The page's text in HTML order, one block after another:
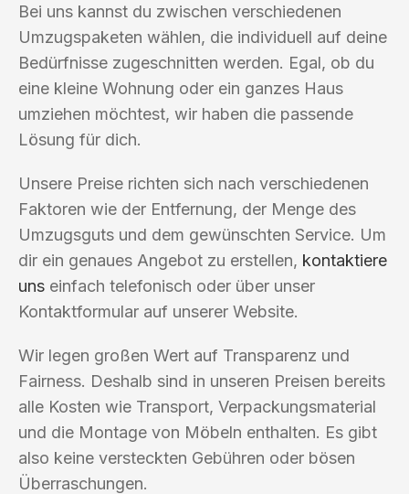
Bei uns kannst du zwischen verschiedenen
Umzugspaketen wählen, die individuell auf deine
Bedürfnisse zugeschnitten werden. Egal, ob du
eine kleine Wohnung oder ein ganzes Haus
umziehen möchtest, wir haben die passende
Lösung für dich.
Unsere Preise richten sich nach verschiedenen
Faktoren wie der Entfernung, der Menge des
Umzugsguts und dem gewünschten Service. Um
dir ein genaues Angebot zu erstellen, kontaktiere
uns einfach telefonisch oder über unser
Kontaktformular auf unserer Website.
Wir legen großen Wert auf Transparenz und
Fairness. Deshalb sind in unseren Preisen bereits
alle Kosten wie Transport, Verpackungsmaterial
und die Montage von Möbeln enthalten. Es gibt
also keine versteckten Gebühren oder bösen
Überraschungen.